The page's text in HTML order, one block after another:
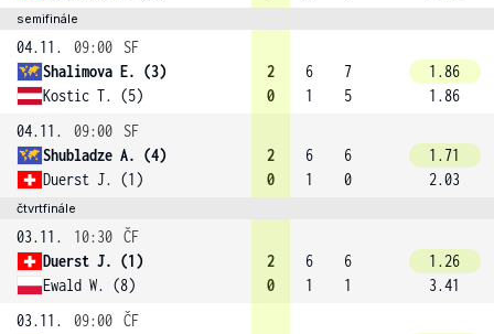
semifinále
04.11. 09:00
SF
Shalimova E. (3)
Kostic T. (5)
2
0
6
1
7
5
1.86
1.86
04.11.
09:00
SF
Shubladze A. (4)
Duerst J. (1)
2
0
6
1
6
0
1.71
2.03
čtvrtfinále
03.11. 10:30 ČF
Duerst J. (1)
Ewald W. (8)
2
0
6
1
6
1
1.26
3.41
03.11.
09:00 ČF